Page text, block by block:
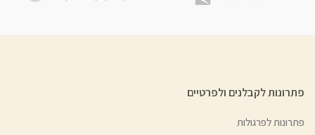
פתרונות לקבלנים ולפרטיים
פתרונות לפרגולות